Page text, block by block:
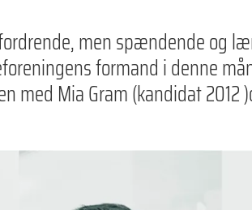
men spændende og
formand i denne
med Mia Gram (kandidat 2012